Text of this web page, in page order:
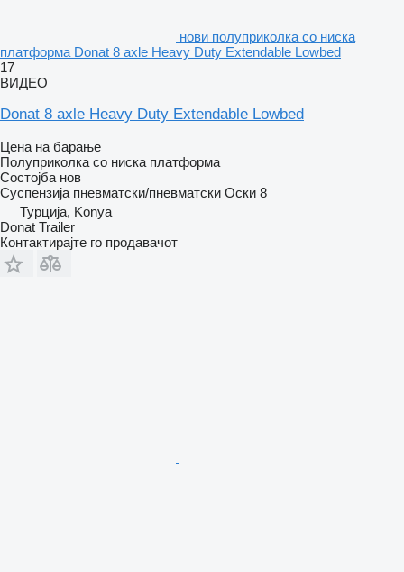
нови полуприколка со ниска
платформа Donat 8 axle Heavy Duty Extendable Lowbed
17
ВИДЕО
Donat 8 axle Heavy Duty Extendable Lowbed
Цена на барање
Полуприколка со ниска платформа
Состојба нов
Суспензија пневматски/пневматски Оски 8
Турција, Konya
Donat Trailer
Контактирајте го продавачот